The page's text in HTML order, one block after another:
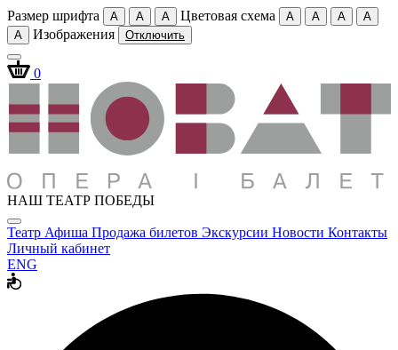
Размер шрифта A A A Цветовая схема A A A
A
A
Изображения Отключить
0
НАШ ТЕАТР ПОБЕДЫ
Театр Афиша Продажа билетов Экскурсии Новости Контакты
Личный кабинет
ENG